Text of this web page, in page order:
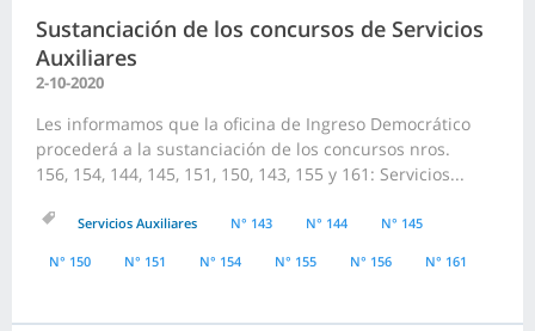
Sustanciación de los concursos de Servicios
Auxiliares
2-10-2020
Les informamos que la oficina de Ingreso Democrático
procederá a la sustanciación de los concursos nros.
156, 154, 144, 145, 151, 150, 143, 155 y 161: Servicios...
Servicios Auxiliares N° 143 N° 144 N° 145
N° 150 N° 151 N° 154 N° 155 N° 156 N° 161